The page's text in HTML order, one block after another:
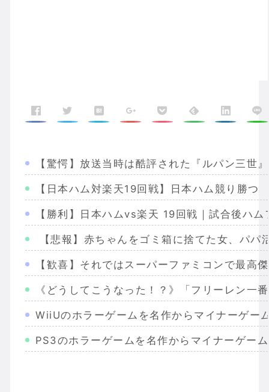
【驚愕】放送当時は酷評された『ルパン三世
【日本ハム対楽天19回戦】日本ハム競り勝
【勝利】日本ハムvs楽天 19回戦｜試合後ハ
【悲報】赤ちゃんをゴミ箱に捨てた女、パパ
【歓喜】それではスーパーファミコンで最高
《どうしてこうなった！？》「フリーレン
WiiUのホラーゲームを名作からマイナーゲー
PS3のホラーゲームを名作からマイナーゲー